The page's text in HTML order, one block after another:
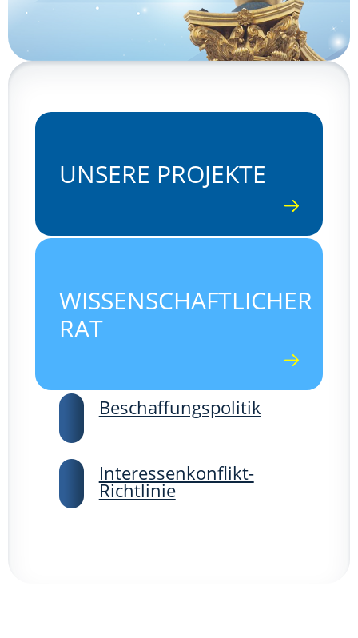
UNSERE PROJEKTE
WISSENSCHAFTLICHER
RAT
Beschaffungspolitik
Interessenkonflikt-
Richtlinie